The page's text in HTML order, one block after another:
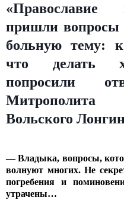
«Православие
пришли вопросы
больную тему:
что делать
попросили
Митрополита
Вольского
— Владыка, вопросы,
волнуют многих. Не
погребения и
утрачены…